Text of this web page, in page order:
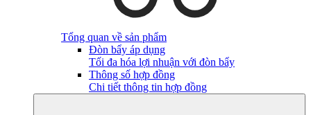
Tổng quan về sản phẩm
Đòn bẩy áp dụng
Tối đa hóa lợi nhuận với đòn bẩy
Thông số hợp đồng
Chi tiết thông tin hợp đồng